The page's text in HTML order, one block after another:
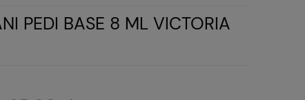
PEDI BASE 8 ML VICTORIA